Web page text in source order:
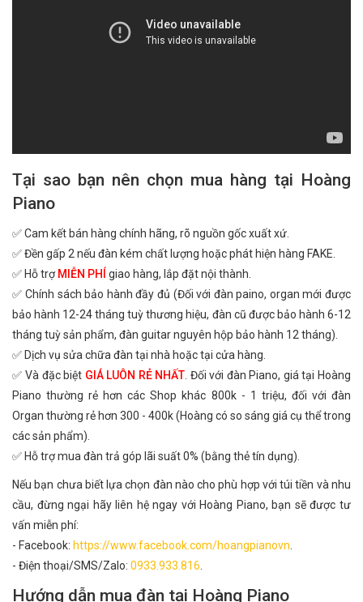
Tại sao bạn nên chọn mua hàng tại Hoàng
Piano
✅ Cam kết bán hàng chính hãng, rõ nguồn gốc xuất xứ.
✅ Đền gấp 2 nếu đàn kém chất lượng hoặc phát hiện hàng FAKE.
✅ Hỗ trợ MIỄN PHÍ giao hàng, lắp đặt nội thành.
✅ Chính sách bảo hành đầy đủ (Đối với đàn paino, organ mới được
bảo hành 12-24 tháng tuỳ thương hiệu, đàn cũ được bảo hành 6-12
tháng tuỳ sản phẩm, đàn guitar nguyên hộp bảo hành 12 tháng).
✅ Dịch vụ sửa chữa đàn tại nhà hoặc tại cửa hàng.
✅ Và đặc biệt GIÁ LUÔN RẺ NHẤT . Đối với đàn Piano, giá tại Hoàng
Piano thường rẻ hơn các Shop khác 800k - 1 triệu, đối với đàn
Organ thường rẻ hơn 300 - 400k (Hoàng có so sáng giá cụ thể trong
các sản phẩm).
✅ Hỗ trợ mua đàn trả góp lãi suất 0% (bằng thẻ tín dụng).
Nếu bạn chưa biết lựa chọn đàn nào cho phù hợp với túi tiền và nhu
cầu, đừng ngại hãy liên hệ ngay với Hoàng Piano, bạn sẽ được tư
vấn miễn phí:
- Facebook: https://www.facebook.com/hoangpianovn
- Điện thoại/SMS/Zalo: 0933.933.816
Hướng dẫn mua đàn tại Hoàng Piano